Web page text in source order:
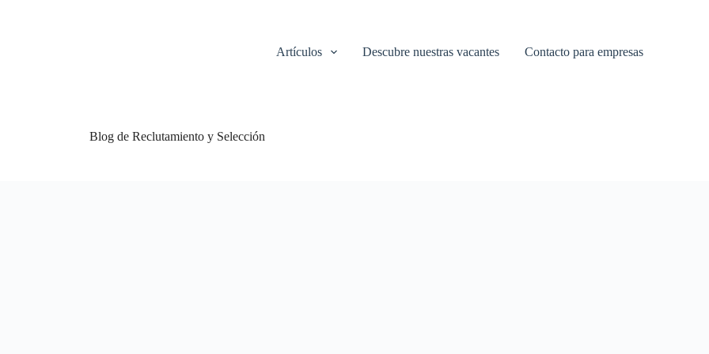
Artículos Descubre nuestras vacantes Contacto para empresas
Blog de Reclutamiento y Selección